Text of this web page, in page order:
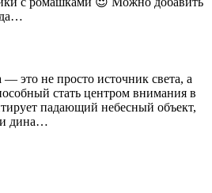
это не просто источник света, а
стать центром внимания в
падающий небесный объект,
и дина…